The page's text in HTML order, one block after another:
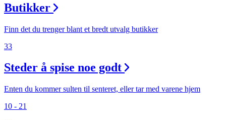
Butikker
Finn det du trenger blant et bredt utvalg butikker
33
Steder å spise noe godt
Enten du kommer sulten til senteret, eller tar med varene hjem
10 - 21